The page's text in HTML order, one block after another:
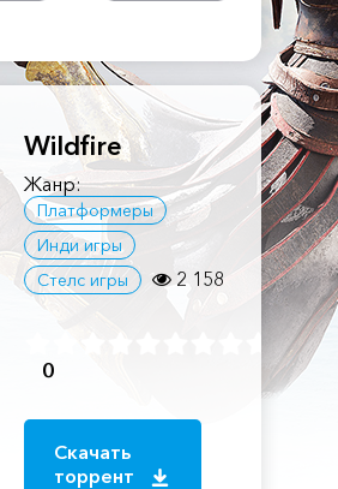
Wildfire
Жанр:
Платформеры
Инди игры
Стелс игры
2 158
0
Скачать
торрент